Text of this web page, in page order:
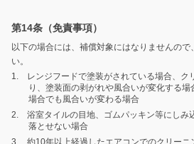
第14条（免責事項）
以下の場合には、補償対象にはなりませんので
い。
1. レンジフードで塗装がされている場合、ク
り、塗装面の剥がれや風合いが変化する
場合でも風合いが変わる場合
2. 浴室タイルの目地、ゴムパッキン等にしみ
落とせない場合
3. 約10年以上経過したエアコンでのクリーニ